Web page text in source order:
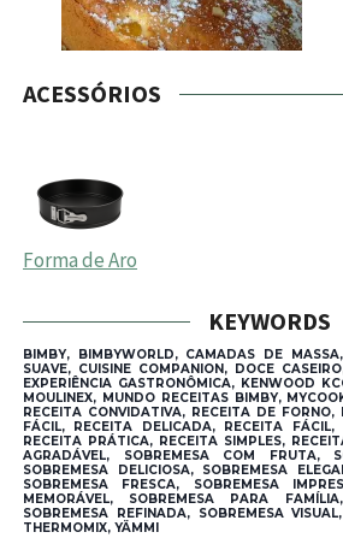
ACESSÓRIOS
Forma de Aro
KEYWORDS
BIMBY, BIMBYWORLD, CAMADAS DE
SUAVE, CUISINE COMPANION, DOCE
EXPERIÊNCIA GASTRONÔMICA, KENWOOD
MOULINEX, MUNDO RECEITAS BIMBY,
RECEITA CONVIDATIVA, RECEITA DE FORNO,
FÁCIL, RECEITA DELICADA, RECEITA
RECEITA PRÁTICA, RECEITA SIMPLES,
AGRADÁVEL, SOBREMESA COM FRUTA,
SOBREMESA DELICIOSA, SOBREMESA
SOBREMESA FRESCA, SOBREMESA
MEMORÁVEL, SOBREMESA PARA
SOBREMESA REFINADA, SOBREMESA
THERMOMIX, YÄMMI